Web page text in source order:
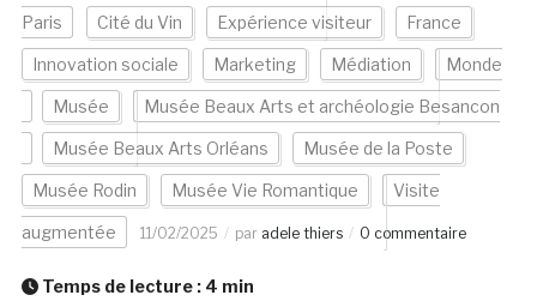
Paris Cité du Vin Expérience visiteur France
Innovation sociale Marketing Médiation Monde
Musée Musée Beaux Arts et archéologie Besancon
Musée Beaux Arts Orléans Musée de la Poste
Musée Rodin Musée Vie Romantique Visite
augmentée 11/02/2025 par adele thiers 0 commentaire
Temps de lecture : 4 min